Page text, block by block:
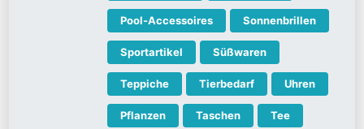
Pool-Accessoires Sonnenbrillen
Sportartikel Süßwaren
Teppiche Tierbedarf Uhren
Pflanzen Taschen Tee